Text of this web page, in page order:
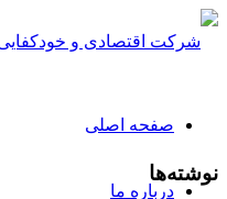
صفحه اصلی
درباره ما
نوشته‌ها